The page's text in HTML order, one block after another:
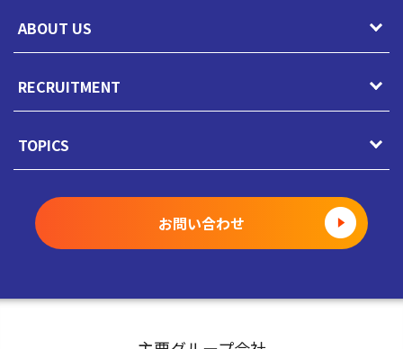
ABOUT US
駿河屋の風土
CEOメッセージ
COOメッセージ
RECRUITMENT
キャリア採用
ポテンシャル採用
新卒採用
インターンシップ
TOPICS
トピックス一覧
駿河屋静岡寮
就職氷河期世代 積極採用中
お問い合わせ